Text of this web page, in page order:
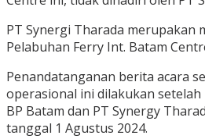
PT Synergi Tharada merupakan
Pelabuhan Ferry Int. Batam
Penandatanganan berita acara
operasional ini dilakukan
BP Batam dan PT Synergy
tanggal 1 Agustus 2024.